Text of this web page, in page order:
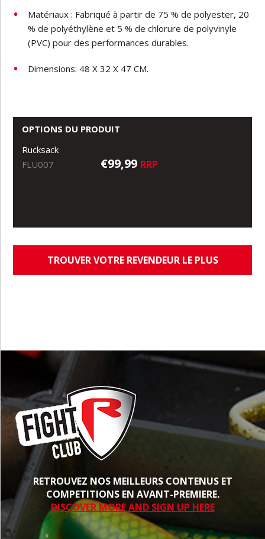
Matériaux : Fabriqué à partir de 75 % de polyester, 20
% de polyéthylène et 5 % de chlorure de polyvinyle
(PVC) pour des performances durables.
Dimensions: 48 X 32 X 47 CM.
OPTIONS DU PRODUIT
Rucksack
FLU007
€99,99 RRP
TROUVER VOTRE REVENDEUR LE PLUS
RETROUVEZ NOS MEILLEURS CONTENUS ET
COMPETITIONS EN AVANT-PREMIERE.
DISCOVER MORE AND SIGN UP HERE